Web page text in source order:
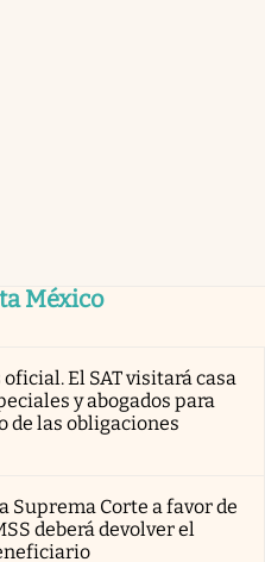
México
oficial. El SAT visitará casa
y abogados para
las obligaciones
Suprema Corte a favor de
deberá devolver el